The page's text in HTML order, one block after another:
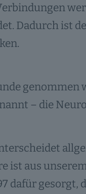
Dadurch ist
genommen
– die
ist aus
dafür gesorgt,